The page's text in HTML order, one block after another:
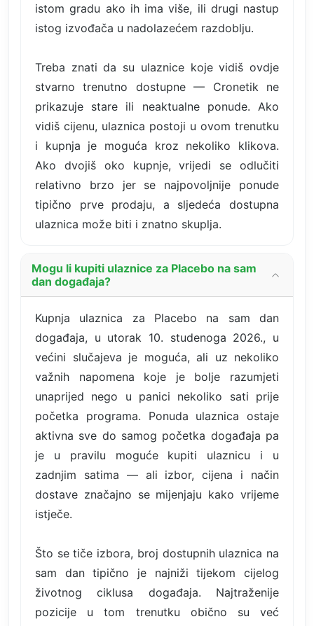
istom gradu ako ih ima više, ili drugi nastup
istog izvođača u nadolazećem razdoblju.
Treba znati da su ulaznice koje vidiš ovdje
stvarno trenutno dostupne — Cronetik ne
prikazuje stare ili neaktualne ponude. Ako
vidiš cijenu, ulaznica postoji u ovom trenutku
i kupnja je moguća kroz nekoliko klikova.
Ako dvojiš oko kupnje, vrijedi se odlučiti
relativno brzo jer se najpovoljnije ponude
tipično prve prodaju, a sljedeća dostupna
ulaznica može biti i znatno skuplja.
Mogu li kupiti ulaznice za Placebo na sam
dan događaja?
Kupnja ulaznica za Placebo na sam dan
događaja, u utorak 10. studenoga 2026., u
većini slučajeva je moguća, ali uz nekoliko
važnih napomena koje je bolje razumjeti
unaprijed nego u panici nekoliko sati prije
početka programa. Ponuda ulaznica ostaje
aktivna sve do samog početka događaja pa
je u pravilu moguće kupiti ulaznicu i u
zadnjim satima — ali izbor, cijena i način
dostave značajno se mijenjaju kako vrijeme
istječe.
Što se tiče izbora, broj dostupnih ulaznica na
sam dan tipično je najniži tijekom cijelog
životnog ciklusa događaja. Najtraženije
pozicije u tom trenutku obično su već